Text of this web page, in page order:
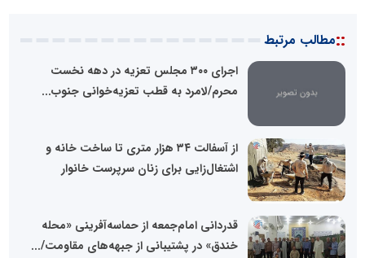
::مطالب مرتبط
اجرای ۳۰۰ مجلس تعزیه در دهه نخست
محرم/لامرد به قطب تعزیه‌خوانی جنوب...
از آسفالت ۳۴ هزار متری تا ساخت خانه و
اشتغال‌زایی برای زنان سرپرست خانوار
قدردانی امام‌جمعه از حماسه‌آفرینی «محله
خندق» در پشتیبانی از جبهه‌های مقاومت/...